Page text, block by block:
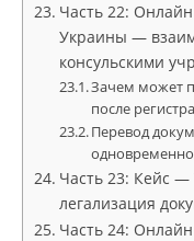
Часть 22:
Украины —
консульскими
Зачем может
после
Перевод
одновременно
Часть 23: Кейс
легализация
Часть 24: